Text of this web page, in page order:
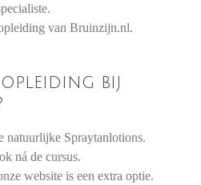
van Bruinzijn.nl.
opleiding bij
natuurlijke Spraytanlotions.
ná de cursus.
website is een extra optie.